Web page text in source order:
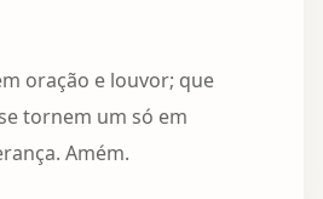
oração e louvor; que
tornem um só em
Amém.